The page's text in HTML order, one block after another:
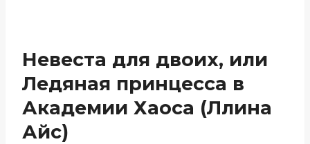
Невеста для двоих, или
Ледяная принцесса в
Академии Хаоса (Ллина
Айс)